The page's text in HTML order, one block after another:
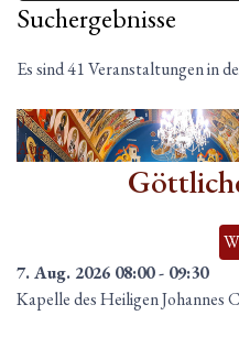
Suchergebnisse
Es sind 41 Veranstaltungen in
07
Aug.
7. Aug. 2026 08:00- 09:30
Kapelle des Heiligen Johannes